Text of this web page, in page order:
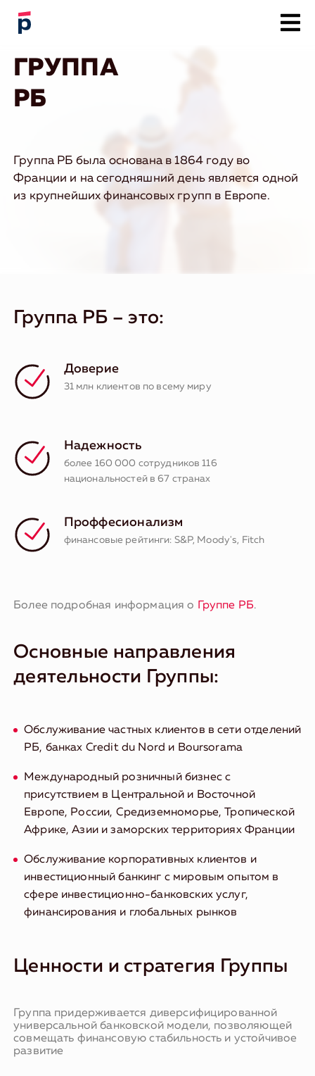
О компании
Связаться с нами
о страховом событии
ГРУППА
РБ
Группа РБ была основана в 1864 году во
Франции и на сегодняшний день является одной
из крупнейших финансовых групп в Европе.
Группа РБ – это:
Доверие
31 млн клиентов по всему миру
Надежность
более 160 000 сотрудников 116
национальностей в 67 странах
Проффесионализм
финансовые рейтинги: S&P, Moody's, Fitch
Более подробная информация о Группе РБ.
Основные направления
деятельности Группы:
Обслуживание частных клиентов в сети отделений
РБ, банках Credit du Nord и Boursorama
Международный розничный бизнес с
присутствием в Центральной и Восточной
Европе, России, Средиземноморье, Тропической
Африке, Азии и заморских территориях Франции
Обслуживание корпоративных клиентов и
инвестиционный банкинг с мировым опытом в
сфере инвестиционно-банковских услуг,
финансирования и глобальных рынков
Ценности и стратегия Группы
Группа придерживается диверсифицированной
универсальной банковской модели, позволяющей
совмещать финансовую стабильность и устойчивое
развитие